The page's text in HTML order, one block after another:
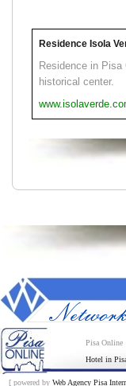
Residence Isola
Residence in
historical center.
Pisa
Hotel in
[ powered by Web Agency Pisa